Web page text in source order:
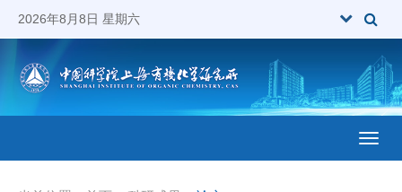
2026年8月8日 星期六